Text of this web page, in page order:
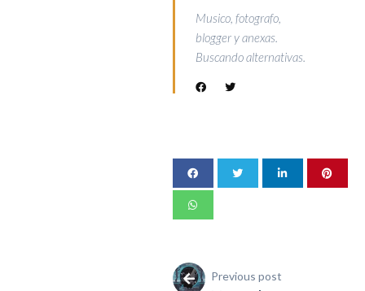
Musico, fotografo,
blogger y anexas.
Buscando alternativas.
Previous post